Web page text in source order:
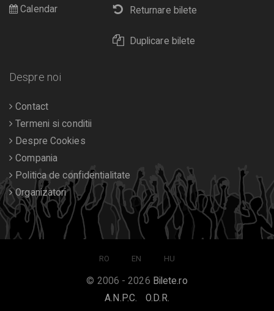
Returnare bilete
Duplicare bilete
Calendar
Despre noi
Contact
Termeni si conditii
Despre Cookies
Compania
Politica de confidentialitate
Organizatori
RO EN HU
© 2006 - 2026 Bilete.ro
A.N.P.C.
O.D.R.